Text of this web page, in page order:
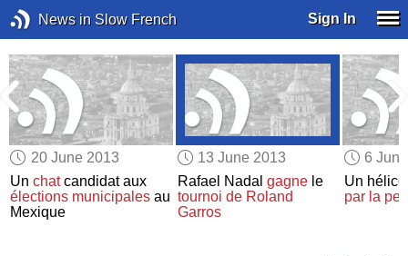
News in Slow French Sign In
20 June 2013
Unchatcandidat aux
élections municipales au
Mexique
13 June 2013
Rafael Nadal gagnele
tournoi de Roland
Garros
6
Un
par la